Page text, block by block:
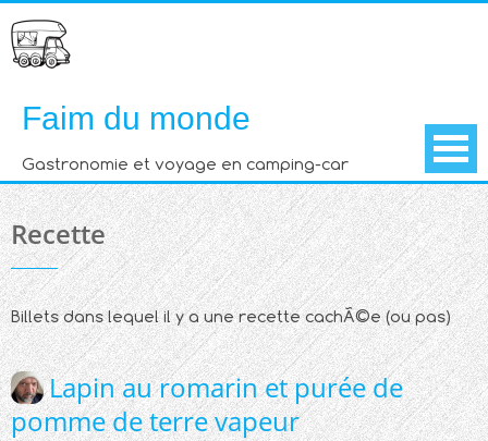
to
content
Faim du monde
Gastronomie et voyage en camping-car
Recette
Billets dans lequel il y a une recette cachÃ©e (ou pas)
Lapin au romarin et purée de
pomme de terre vapeur